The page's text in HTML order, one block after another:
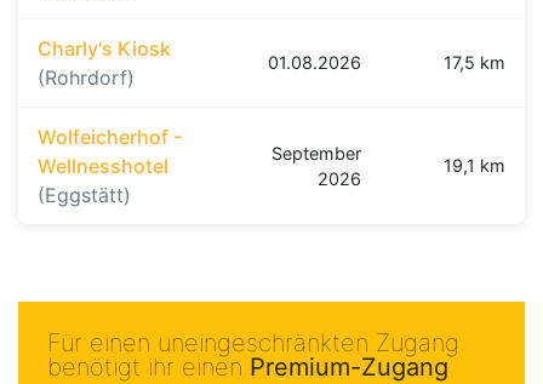
Charly's Kiosk
(Rohrdorf)
01.08.2026 17,5 km
Wolfeicherhof -
Wellnesshotel
(Eggstätt)
September
2026
19,1 km
Für einen uneingeschränkten Zugang
benötigt ihr einen Premium-Zugang